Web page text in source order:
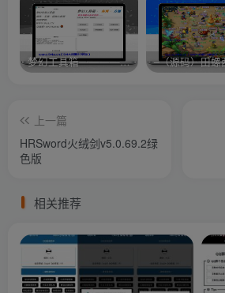
梦幻工具箱————-免费
上一篇
HRSword火绒剑v5.0.69.2绿
色版
相关推荐